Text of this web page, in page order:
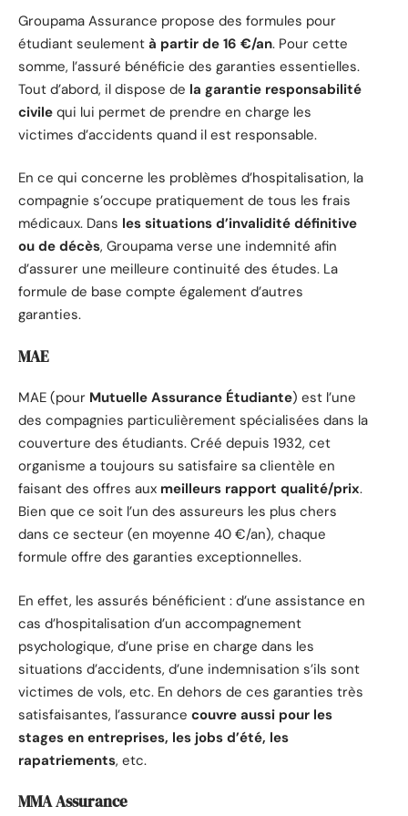
Groupama Assurance propose des formules pour
étudiant seulement à partir de 16 €/an. Pour cette
somme, l’assuré bénéficie des garanties essentielles.
Tout d’abord, il dispose de la garantie responsabilité
civile qui lui permet de prendre en charge les
victimes d’accidents quand il est responsable.
En ce qui concerne les problèmes d’hospitalisation, la
compagnie s’occupe pratiquement de tous les frais
médicaux. Dans les situations d’invalidité définitive
ou de décès, Groupama verse une indemnité afin
d’assurer une meilleure continuité des études. La
formule de base compte également d’autres
garanties.
MAE
MAE (pour Mutuelle Assurance Étudiante) est l’une
des compagnies particulièrement spécialisées dans la
couverture des étudiants. Créé depuis 1932, cet
organisme a toujours su satisfaire sa clientèle en
faisant des offres aux meilleurs rapport qualité/prix.
Bien que ce soit l’un des assureurs les plus chers
dans ce secteur (en moyenne 40 €/an), chaque
formule offre des garanties exceptionnelles.
En effet, les assurés bénéficient : d’une assistance en
cas d’hospitalisation d’un accompagnement
psychologique, d’une prise en charge dans les
situations d’accidents, d’une indemnisation s’ils sont
victimes de vols, etc. En dehors de ces garanties très
satisfaisantes, l’assurance couvre aussi pour les
stages en entreprises, les jobs d’été, les
rapatriements, etc.
MMA Assurance